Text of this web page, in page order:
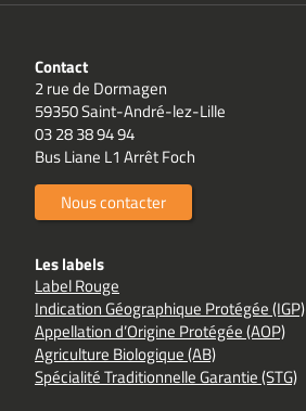
Contact
2 rue de Dormagen
59350 Saint-André-lez-Lille
03 28 38 94 94
Bus Liane L1 Arrêt Foch
Nous contacter
Les labels
Label Rouge
Indication Géographique Protégée (IGP)
Appellation d’Origine Protégée (AOP)
Agriculture Biologique (AB)
Spécialité Traditionnelle Garantie (STG)